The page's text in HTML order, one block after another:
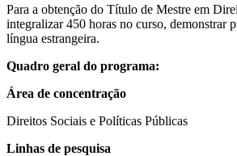
Para a obtenção do Título de Mestre em
integralizar 450 horas no curso, demonstrar
língua estrangeira.
Quadro geral do programa:
Área de concentração
Direitos Sociais e Políticas Públicas
Linhas de pesquisa